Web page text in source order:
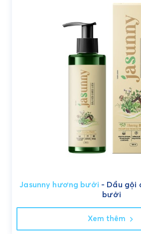
Jasunny hương bưởi - Dầu gội
bưởi
Xem thêm